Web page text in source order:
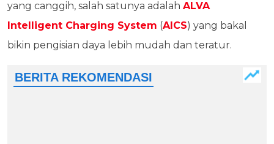
yang canggih, salah satunya adalah ALVA
Intelligent Charging System (AICS) yang bakal
bikin pengisian daya lebih mudah dan teratur.